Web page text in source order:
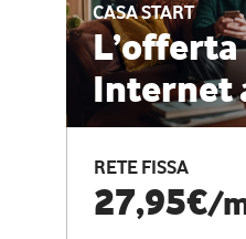
CASA START
Internet
RETE FISSA
27,95€/
CASA